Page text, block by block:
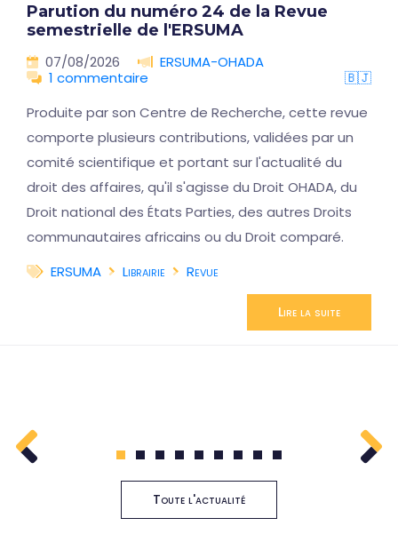
Parution du numéro 24 de la Revue
semestrielle de l'ERSUMA
07/08/2026
ERSUMA-OHADA
1 commentaire
🇧🇯
Produite par son Centre de Recherche, cette revue
comporte plusieurs contributions, validées par un
comité scientifique et portant sur l'actualité du
droit des affaires, qu'il s'agisse du Droit OHADA, du
Droit national des États Parties, des autres Droits
communautaires africains ou du Droit comparé.
ERSUMA
Librairie Revue
Lire la suite
1 2 3 4 5 6 7 8 9
Toute l'actualité